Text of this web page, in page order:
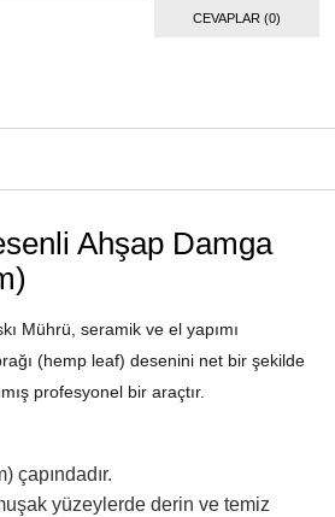
CEVAPLAR (0)
Ahşap Damga
Mührü, seramik ve el yapımı
(hemp leaf) desenini net bir şekilde
profesyonel bir araçtır.
çapındadır.
yüzeylerde derin ve temiz